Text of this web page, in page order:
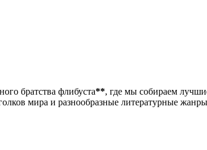
братства флибуста**, где мы собираем
мира и разнообразные литературные